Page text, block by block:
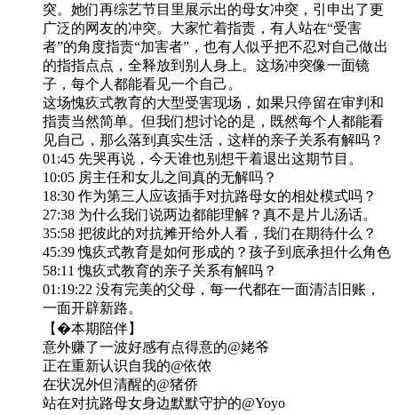
突。她们再综艺节目里展示出的母女冲突，引申出了更
广泛的网友的冲突。大家忙着指责，有人站在“受害
者”的角度指责“加害者”，也有人似乎把不忍对自己做出
的指指点点，全释放到别人身上。这场冲突像一面镜
子，每个人都能看见一个自己。
这场愧疚式教育的大型受害现场，如果只停留在审判和
指责当然简单。但我们想讨论的是，既然每个人都能看
见自己，那么落到真实生活，这样的亲子关系有解吗？
01:45 先哭再说，今天谁也别想干着退出这期节目。
10:05 房主任和女儿之间真的无解吗？
18:30 作为第三人应该插手对抗路母女的相处模式吗？
27:38 为什么我们说两边都能理解？真不是片儿汤话。
35:58 把彼此的对抗摊开给外人看，我们在期待什么？
45:39 愧疚式教育是如何形成的？孩子到底承担什么角色
58:11 愧疚式教育的亲子关系有解吗？
01:19:22 没有完美的父母，每一代都在一面清洁旧账，
一面开辟新路。
【�️本期陪伴】
意外赚了一波好感有点得意的@姥爷
正在重新认识自我的@依侬
在状况外但清醒的@猪侨
站在对抗路母女身边默默守护的@Yoyo